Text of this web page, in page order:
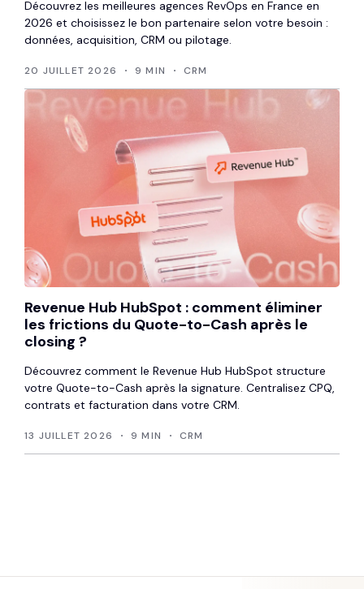
Découvrez les meilleures agences RevOps en France en
2026 et choisissez le bon partenaire selon votre besoin :
données, acquisition, CRM ou pilotage.
20 JUILLET 2026 9 MIN CRM
Revenue Hub HubSpot : comment éliminer
les frictions du Quote-to-Cash après le
closing ?
Découvrez comment le Revenue Hub HubSpot structure
votre Quote-to-Cash après la signature. Centralisez CPQ,
contrats et facturation dans votre CRM.
13 JUILLET 2026 9 MIN CRM